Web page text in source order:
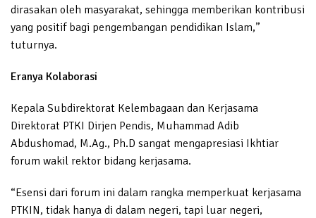
dirasakan oleh masyarakat, sehingga memberikan kontribusi
yang positif bagi pengembangan pendidikan Islam,”
tuturnya.
Eranya Kolaborasi
Kepala Subdirektorat Kelembagaan dan Kerjasama
Direktorat PTKI Dirjen Pendis, Muhammad Adib
Abdushomad, M.Ag., Ph.D sangat mengapresiasi Ikhtiar
forum wakil rektor bidang kerjasama.
“Esensi dari forum ini dalam rangka memperkuat kerjasama
PTKIN, tidak hanya di dalam negeri, tapi luar negeri,